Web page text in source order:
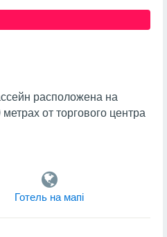
расположена на
от торгового центра
Готель на мапi